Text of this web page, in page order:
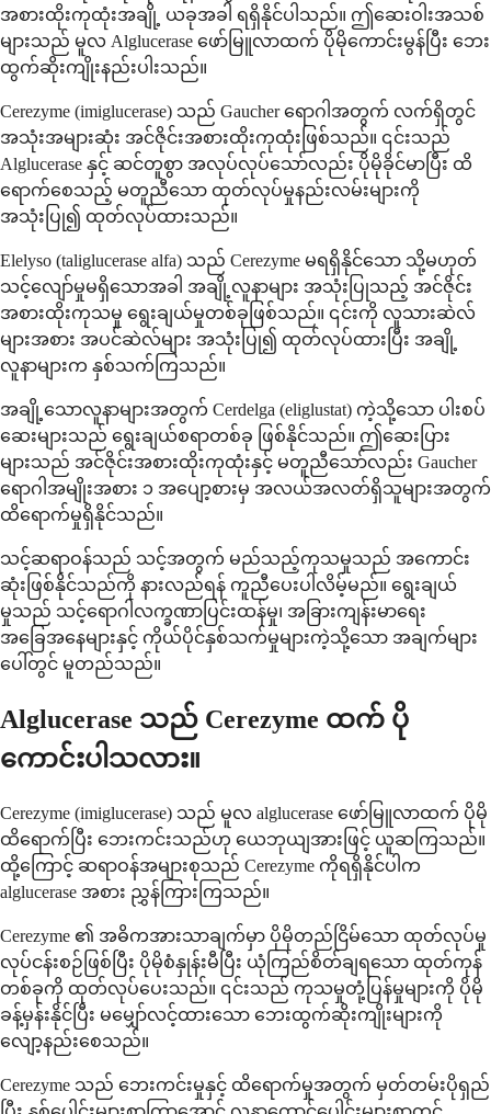
အစားထိုးကုထုံးအချို့ ယခုအခါ ရရှိနိုင်ပါသည်။ ဤဆေးဝါးအသစ်
များသည် မူလ Alglucerase ဖော်မြူလာထက် ပိုမိုကောင်းမွန်ပြီး ဘေး
ထွက်ဆိုးကျိုးနည်းပါးသည်။
Cerezyme (imiglucerase) သည် Gaucher ရောဂါအတွက် လက်ရှိတွင်
အသုံးအများဆုံး အင်ဇိုင်းအစားထိုးကုထုံးဖြစ်သည်။ ၎င်းသည်
Alglucerase နှင့် ဆင်တူစွာ အလုပ်လုပ်သော်လည်း ပိုမိုခိုင်မာပြီး ထိ
ရောက်စေသည့် မတူညီသော ထုတ်လုပ်မှုနည်းလမ်းများကို
အသုံးပြု၍ ထုတ်လုပ်ထားသည်။
Elelyso (taliglucerase alfa) သည် Cerezyme မရရှိနိုင်သော သို့မဟုတ်
သင့်လျော်မှုမရှိသောအခါ အချို့လူနာများ အသုံးပြုသည့် အင်ဇိုင်း
အစားထိုးကုသမှု ရွေးချယ်မှုတစ်ခုဖြစ်သည်။ ၎င်းကို လူသားဆဲလ်
များအစား အပင်ဆဲလ်များ အသုံးပြု၍ ထုတ်လုပ်ထားပြီး အချို့
လူနာများက နှစ်သက်ကြသည်။
အချို့သောလူနာများအတွက် Cerdelga (eliglustat) ကဲ့သို့သော ပါးစပ်
ဆေးများသည် ရွေးချယ်စရာတစ်ခု ဖြစ်နိုင်သည်။ ဤဆေးပြား
များသည် အင်ဇိုင်းအစားထိုးကုထုံးနှင့် မတူညီသော်လည်း Gaucher
ရောဂါအမျိုးအစား ၁ အပျော့စားမှ အလယ်အလတ်ရှိသူများအတွက်
ထိရောက်မှုရှိနိုင်သည်။
သင့်ဆရာဝန်သည် သင့်အတွက် မည်သည့်ကုသမှုသည် အကောင်း
ဆုံးဖြစ်နိုင်သည်ကို နားလည်ရန် ကူညီပေးပါလိမ့်မည်။ ရွေးချယ်
မှုသည် သင့်ရောဂါလက္ခဏာပြင်းထန်မှု၊ အခြားကျန်းမာရေး
အခြေအနေများနှင့် ကိုယ်ပိုင်နှစ်သက်မှုများကဲ့သို့သော အချက်များ
ပေါ်တွင် မူတည်သည်။
Alglucerase သည် Cerezyme ထက် ပို
ကောင်းပါသလား။
Cerezyme (imiglucerase) သည် မူလ alglucerase ဖော်မြူလာထက် ပိုမို
ထိရောက်ပြီး ဘေးကင်းသည်ဟု ယေဘုယျအားဖြင့် ယူဆကြသည်။
ထို့ကြောင့် ဆရာဝန်အများစုသည် Cerezyme ကိုရရှိနိုင်ပါက
alglucerase အစား ညွှန်ကြားကြသည်။
Cerezyme ၏ အဓိကအားသာချက်မှာ ပိုမိုတည်ငြိမ်သော ထုတ်လုပ်မှု
လုပ်ငန်းစဉ်ဖြစ်ပြီး ပိုမိုစံနှုန်းမီပြီး ယုံကြည်စိတ်ချရသော ထုတ်ကုန်
တစ်ခုကို ထုတ်လုပ်ပေးသည်။ ၎င်းသည် ကုသမှုတုံ့ပြန်မှုများကို ပိုမို
ခန့်မှန်းနိုင်ပြီး မမျှော်လင့်ထားသော ဘေးထွက်ဆိုးကျိုးများကို
လျော့နည်းစေသည်။
Cerezyme သည် ဘေးကင်းမှုနှင့် ထိရောက်မှုအတွက် မှတ်တမ်းပိုရှည်